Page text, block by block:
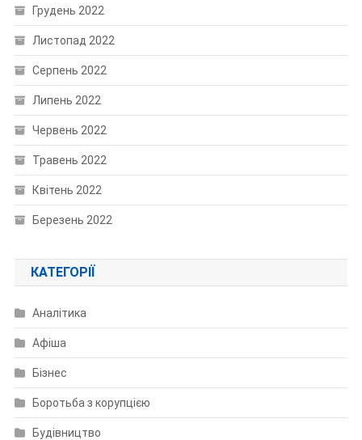
Грудень 2022
Листопад 2022
Серпень 2022
Липень 2022
Червень 2022
Травень 2022
Квітень 2022
Березень 2022
КАТЕГОРІЇ
Аналітика
Афіша
Бізнес
Боротьба з корупцією
Будівництво